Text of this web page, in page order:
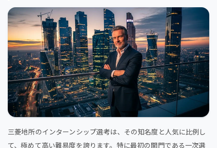
三菱地所のインターンシップ選考は、その知名度と人気に比例し
て、極めて高い難易度を誇ります。特に最初の関門である一次選